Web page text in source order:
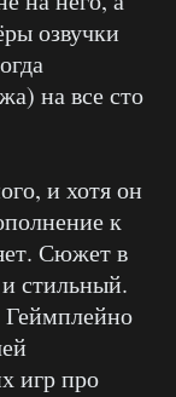
озвучки
на все сто
и хотя он
к
Сюжет в
стильный.
Геймплейно
игр про